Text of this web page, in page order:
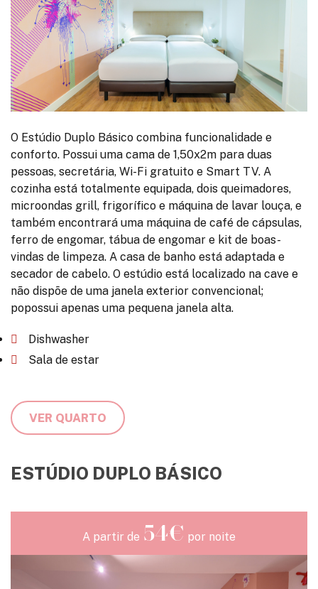
O Estúdio Duplo Básico combina funcionalidade e
conforto. Possui uma cama de 1,50x2m para duas
pessoas, secretária, Wi-Fi gratuito e Smart TV. A
cozinha está totalmente equipada, dois queimadores,
microondas grill, frigorífico e máquina de lavar louça, e
também encontrará uma máquina de café de cápsulas,
ferro de engomar, tábua de engomar e kit de boas-
vindas de limpeza. A casa de banho está adaptada e
secador de cabelo. O estúdio está localizado na cave e
não dispõe de uma janela exterior convencional;
popossui apenas uma pequena janela alta.
Dishwasher
Sala de estar
VER QUARTO
ESTÚDIO DUPLO BÁSICO
A partir de 54€ por noite